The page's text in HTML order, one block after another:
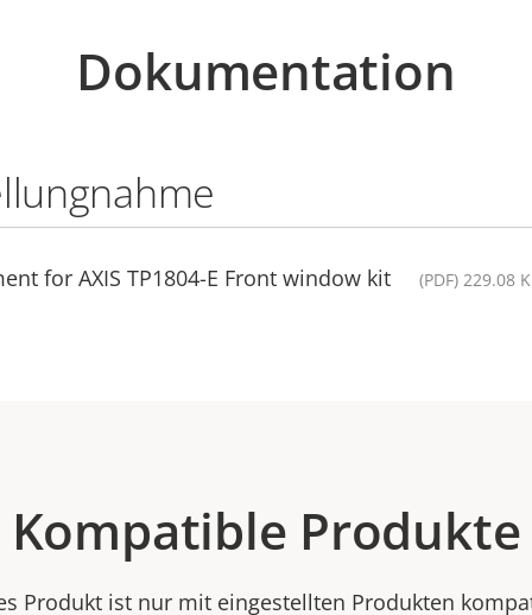
Dokumentation
for AXIS TP1804-E Front window kit (PDF) 229.08
Kompatible Produkte
Produkt ist nur mit eingestellten Produkten